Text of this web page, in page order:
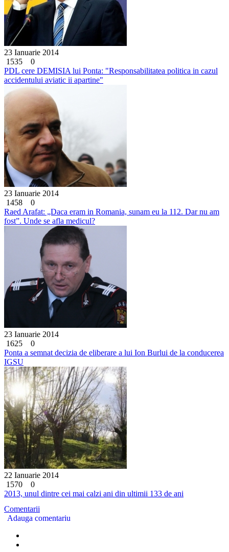
23 Ianuarie 2014
1535
0
PDL cere DEMISIA lui Ponta: "Responsabilitatea politica in cazul
accidentului aviatic ii apartine"
23 Ianuarie 2014
1458
0
Raed Arafat: „Daca eram in Romania, sunam eu la 112. Dar nu am
fost”. Unde se afla medicul?
23 Ianuarie 2014
1625
0
Ponta a semnat decizia de eliberare a lui Ion Burlui de la conducerea
IGSU
22 Ianuarie 2014
1570
0
2013, unul dintre cei mai calzi ani din ultimii 133 de ani
Comentarii
Adauga comentariu